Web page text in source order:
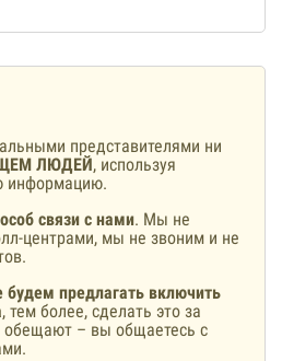
представителями ни
ЛЮДЕЙ, используя
информацию.
связи с нами. Мы не
центрами, мы не звоним и не
предлагать включить
, тем более, сделать это за
обещают – вы общаетесь с